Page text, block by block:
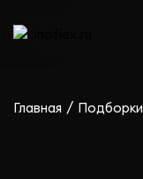
Главная / Подборки